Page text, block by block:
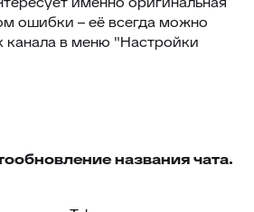
ошибки – её всегда можно
канала в меню "Настройки
названия чата.